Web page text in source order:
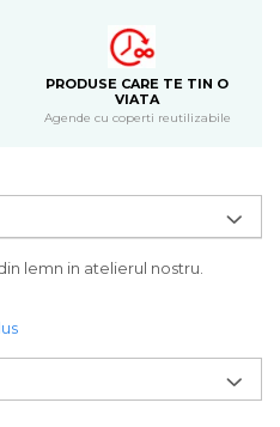
PRODUSE CARE TE TIN O
VIATA
Agende cu coperti reutilizabile
lemn in atelierul nostru.